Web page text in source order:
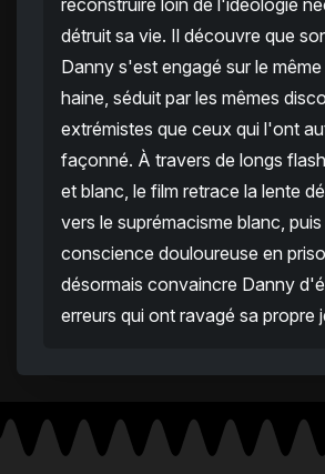
reconstruire loin de l'idéologie
détruit sa vie. Il découvre que
Danny s'est engagé sur le
haine, séduit par les mêmes
extrémistes que ceux qui l'ont
façonné. À travers de longs
et blanc, le film retrace la lente
vers le suprémacisme blanc,
conscience douloureuse en
désormais convaincre Danny
erreurs qui ont ravagé sa propre